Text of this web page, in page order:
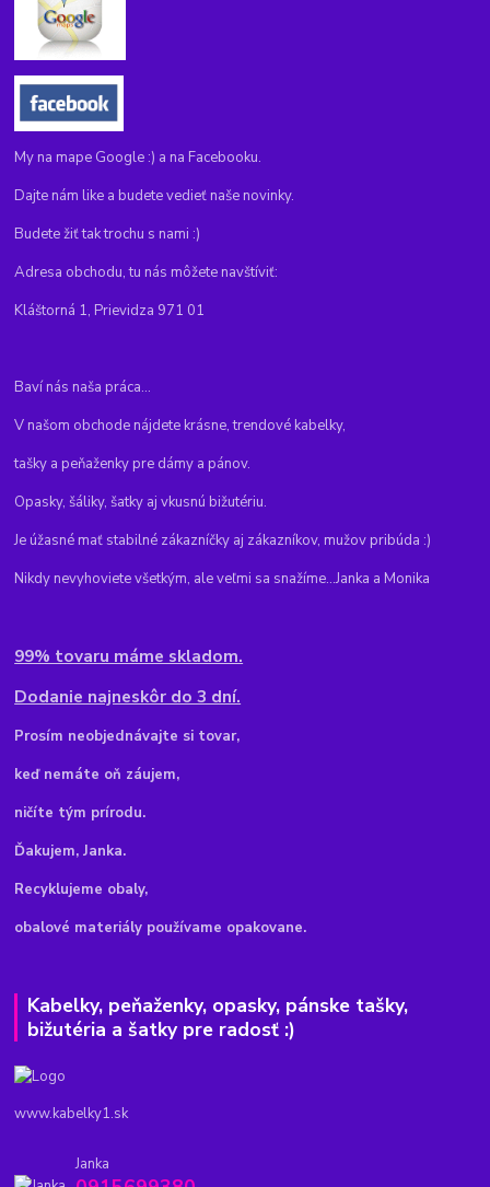
My na mape Google :) a na Facebooku.
Dajte nám like a budete vedieť naše novinky.
Budete žiť tak trochu s nami :)
Adresa obchodu, tu nás môžete navštíviť:
Kláštorná 1, Prievidza 971 01
Baví nás naša práca...
V našom obchode nájdete krásne, trendové kabelky,
tašky a peňaženky pre dámy a pánov.
Opasky, šáliky, šatky aj vkusnú bižutériu.
Je úžasné mať stabilné zákazníčky aj zákazníkov, mužov pribúda :)
Nikdy nevyhoviete všetkým, ale veľmi sa snažíme...Janka a Monika
99% tovaru máme skladom.
Dodanie najneskôr do 3 dní.
Prosím neobjednávajte si tovar,
keď nemáte oň záujem,
ničíte tým prírodu.
Ďakujem, Janka.
Recyklujeme obaly,
obalové materiály používame opakovane.
Kabelky, peňaženky, opasky, pánske tašky,
bižutéria a šatky pre radosť :)
www.kabelky1.sk
Janka